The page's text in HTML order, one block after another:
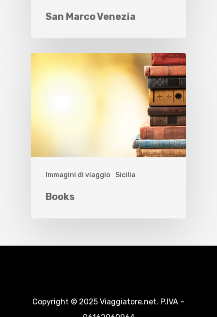
San Marco Venezia
Immagini di viaggio Sicilia
Books
Copyright © 2025 Viaggiatore.net. P.IVA –